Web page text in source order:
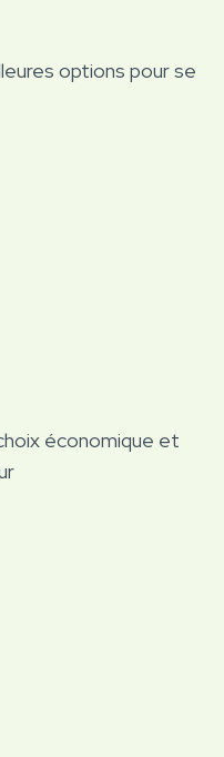
options pour se
économique et